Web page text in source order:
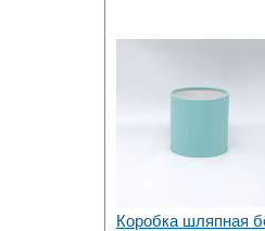
Коробка шляпная